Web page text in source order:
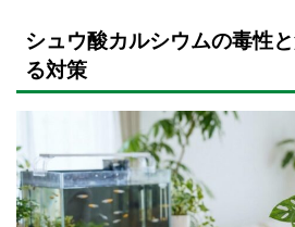
シュウ酸カルシウムの毒性
る対策